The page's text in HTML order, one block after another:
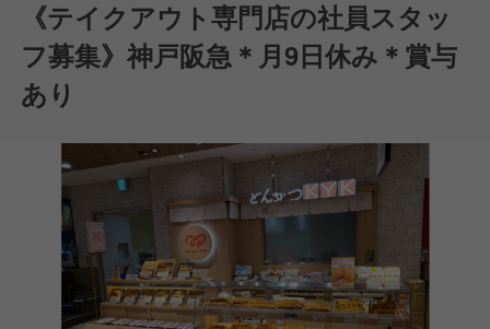
《テイクアウト専門店の社員スタッ
フ募集》神戸阪急＊月9日休み＊賞与
あり